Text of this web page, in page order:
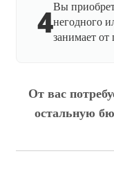
4Вы
негодного
занимает от
От вас
остальную